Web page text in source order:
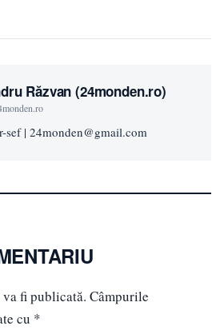
Răzvan (24monden.ro)
sef | 24monden@gmail.com
fi publicată. Câmpurile
cu *